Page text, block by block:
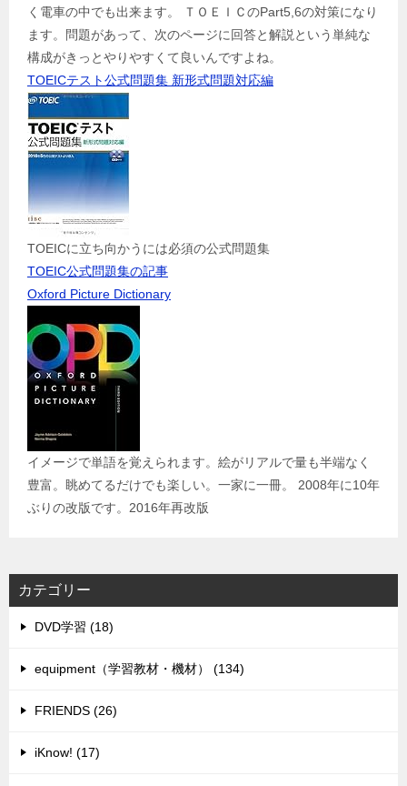
く電車の中でも出来ます。 ＴＯＥＩＣのPart5,6の対策になり
ます。問題があって、次のページに回答と解説という単純な
構成がきっとやりやすくて良いんですよね。
TOEICテスト公式問題集 新形式問題対応編
TOEICに立ち向かうには必須の公式問題集
TOEIC公式問題集の記事
Oxford Picture Dictionary
イメージで単語を覚えられます。絵がリアルで量も半端なく
豊富。眺めてるだけでも楽しい。一家に一冊。 2008年に10年
ぶりの改版です。2016年再改版
カテゴリー
DVD学習 (18)
equipment（学習教材・機材） (134)
FRIENDS (26)
iKnow! (17)